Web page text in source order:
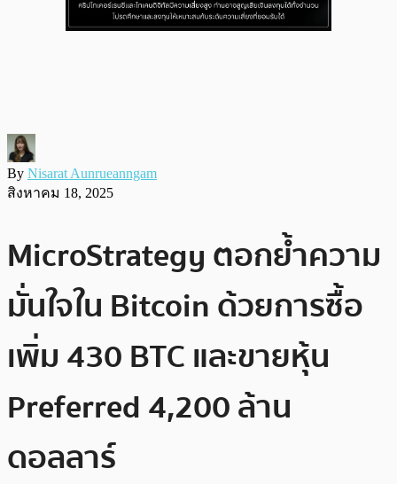
By Nisarat Aunrueanngam
สิงหาคม 18, 2025
MicroStrategy ตอกย้ำความ
มั่นใจใน Bitcoin ด้วยการซื้อ
เพิ่ม 430 BTC และขายหุ้น
Preferred 4,200 ล้าน
ดอลลาร์